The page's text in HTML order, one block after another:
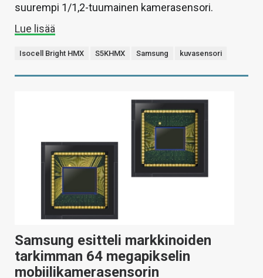
suurempi 1/1,2-tuumainen kamerasensori.
Lue lisää
Isocell Bright HMX S5KHMX Samsung kuvasensori
Samsung esitteli markkinoiden
tarkimman 64 megapikselin
mobiilikamerasensorin